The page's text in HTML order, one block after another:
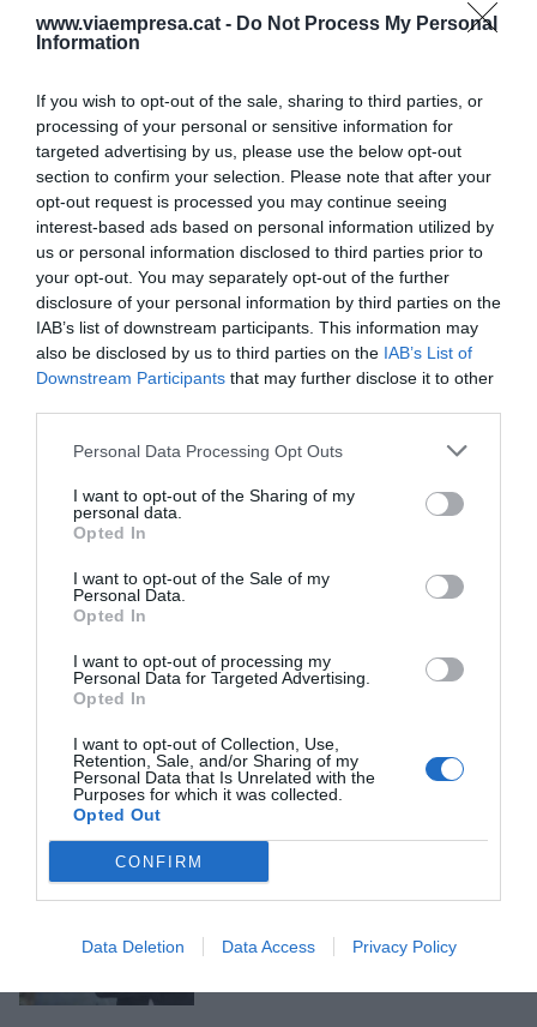
www.viaempresa.cat - Do Not Process My Personal
Information
If you wish to opt-out of the sale, sharing to third parties, or
processing of your personal or sensitive information for
targeted advertising by us, please use the below opt-out
section to confirm your selection. Please note that after your
opt-out request is processed you may continue seeing
interest-based ads based on personal information utilized by
us or personal information disclosed to third parties prior to
your opt-out. You may separately opt-out of the further
disclosure of your personal information by third parties on the
IAB’s list of downstream participants. This information may
also be disclosed by us to third parties on the IAB’s List of
Downstream Participants that may further disclose it to other
Personal Data Processing Opt Outs
I want to opt-out of the Sharing of my
personal data.
Opted In
I want to opt-out of the Sale of my
Personal Data.
Opted In
I want to opt-out of processing my
Personal Data for Targeted Advertising.
Opted In
I want to opt-out of Collection, Use,
Retention, Sale, and/or Sharing of my
Personal Data that Is Unrelated with the
Purposes for which it was collected.
Opted Out
CONFIRM
Data Deletion Data Access Privacy Policy
Som Energia, la cooperació a
l'electricitat
1 de maig de 2026
EL LABERINT DEL PODER
mans, ara en plena crisi
empresarial
18 d’abril de 2026
EL LABERINT DEL PODER
volta d'un imperi nascut d'un
17 d’abril de 2026